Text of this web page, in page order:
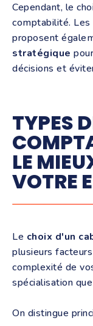
Cependant, le
comptabilité.
proposent
stratégique
décisions et
TYPES
LE
VOTRE
Le choix d'un
plusieurs
complexité de
spécialisation
On distingue